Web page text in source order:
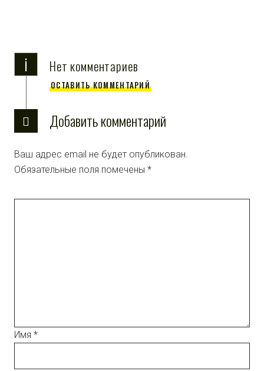
i Нет комментариев
ОСТАВИТЬ КОММЕНТАРИЙ
Добавить комментарий
Ваш адрес email не будет опубликован.
Обязательные поля помечены *
Имя *